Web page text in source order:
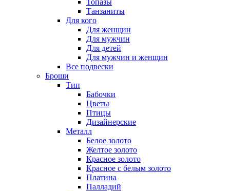
Топазы
Танзаниты
Для кого
Для женщин
Для мужчин
Для детей
Для мужчин и женщин
Все подвески
Броши
Тип
Бабочки
Цветы
Птицы
Дизайнерские
Металл
Белое золото
Желтое золото
Красное золото
Красное с белым золото
Платина
Палладий